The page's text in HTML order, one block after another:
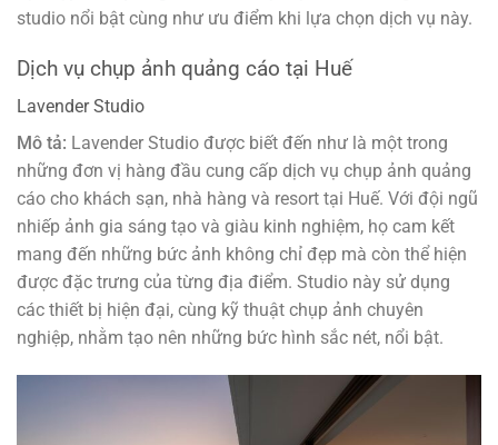
studio nổi bật cùng như ưu điểm khi lựa chọn dịch vụ này.
Dịch vụ chụp ảnh quảng cáo tại Huế
Lavender Studio
Mô tả: Lavender Studio được biết đến như là một trong
những đơn vị hàng đầu cung cấp dịch vụ chụp ảnh quảng
cáo cho khách sạn, nhà hàng và resort tại Huế. Với đội ngũ
nhiếp ảnh gia sáng tạo và giàu kinh nghiệm, họ cam kết
mang đến những bức ảnh không chỉ đẹp mà còn thể hiện
được đặc trưng của từng địa điểm. Studio này sử dụng
các thiết bị hiện đại, cùng kỹ thuật chụp ảnh chuyên
nghiệp, nhằm tạo nên những bức hình sắc nét, nổi bật.